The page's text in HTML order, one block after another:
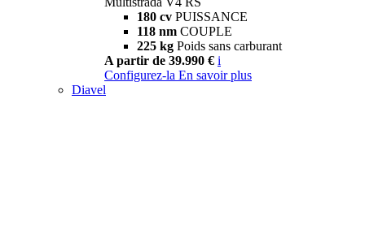
180 cv PUISSANCE
118 nm COUPLE
225 kg Poids sans carburant
A partir de 39.990 € i
Configurez-la En savoir plus
Diavel